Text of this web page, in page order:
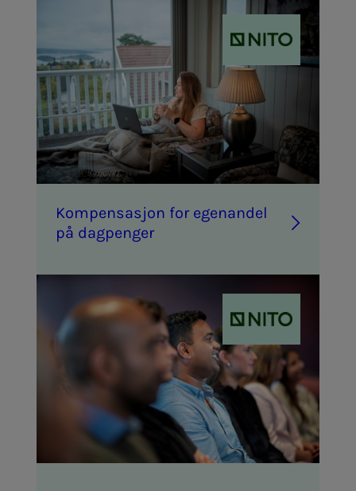
Kom­­­pen­sa­­­sjon for egen­an­­­del
på dag­­­pen­­­ger